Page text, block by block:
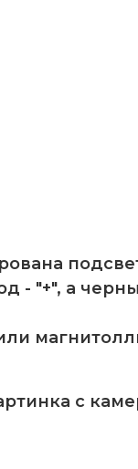
- "+", а
с